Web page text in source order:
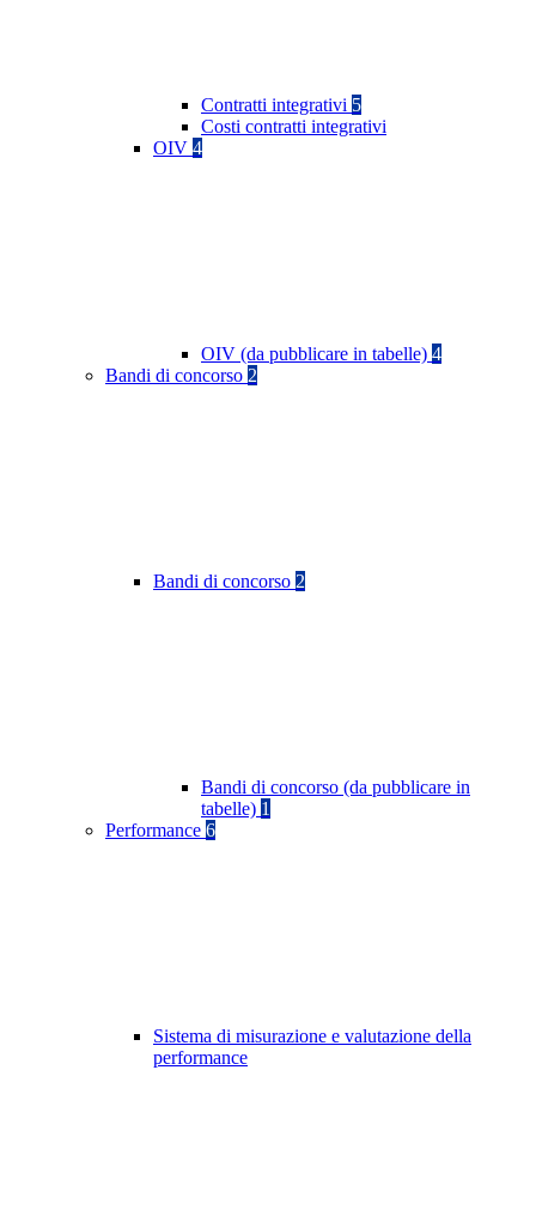
Contratti integrativi 5
Costi contratti integrativi
OIV 4
OIV (da pubblicare in tabelle) 4
Bandi di concorso 2
Bandi di concorso 2
Bandi di concorso (da pubblicare in
tabelle) 1
Performance 6
Sistema di misurazione e valutazione della
performance